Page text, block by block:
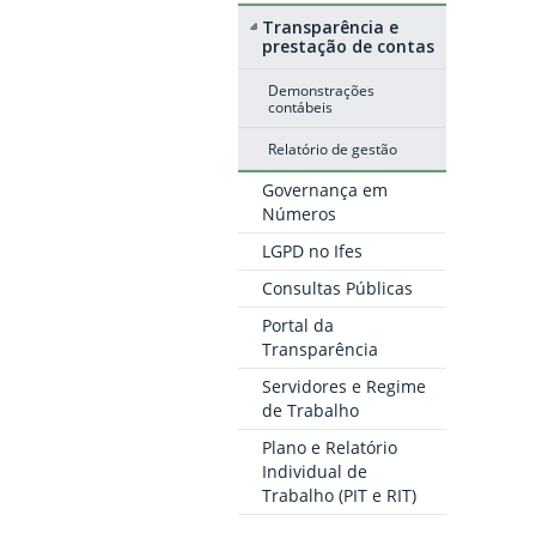
Transparência e
prestação de contas
Demonstrações
contábeis
Relatório de gestão
Governança em
Números
LGPD no Ifes
Consultas Públicas
Portal da
Transparência
Servidores e Regime
de Trabalho
Plano e Relatório
Individual de
Trabalho (PIT e RIT)